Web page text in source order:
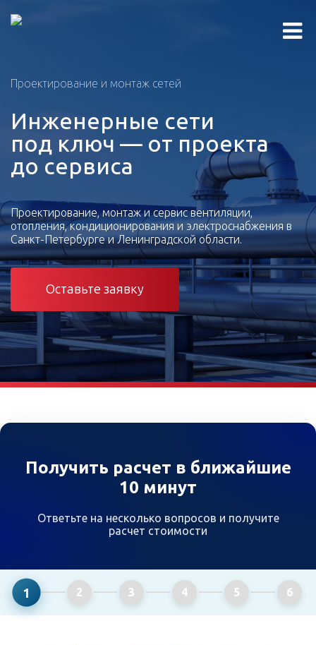
Проектирование и монтаж сетей
Инженерные сети
под ключ — от проекта
до сервиса
Проектирование, монтаж и сервис вентиляции,
отопления, кондиционирования и электроснабжения в
Санкт-Петербурге и Ленинградской области.
Оставьте заявку
Получить расчет в ближайшие
10 минут
Ответьте на несколько вопросов и получите
расчет стоимости
1 2 3 4 5 6